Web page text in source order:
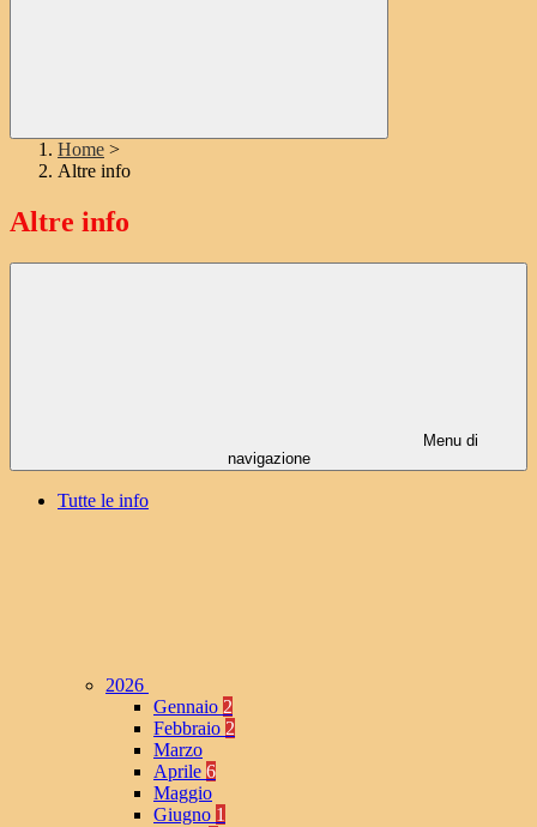
Home >
Altre info
Altre info
Menu di
navigazione
Tutte le info
2026
Gennaio 2
Febbraio 2
Marzo
Aprile 6
Maggio
Giugno 1